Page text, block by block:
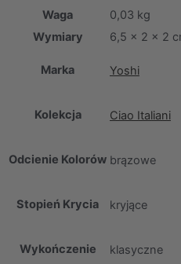
Waga
0,03 kg
Wymiary
6,5 × 2 × 2
Marka Yoshi
Kolekcja Ciao Italiani
Odcienie Kolorów brązowe
Stopień Krycia kryjące
Wykończenie klasyczne